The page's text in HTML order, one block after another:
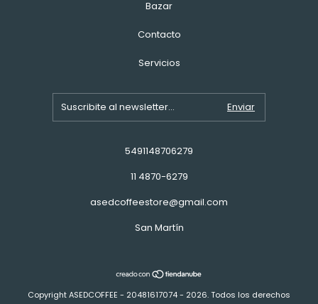
Bazar
Contacto
Servicios
5491148706279
11 4870-6279
asedcoffeestore@gmail.com
San Martín
Copyright ASEDCOFFEE - 20481617074 - 2026. Todos los derechos